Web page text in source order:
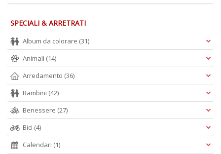
SPECIALI & ARRETRATI
Album da colorare (31)
Animali (14)
Arredamento (36)
Bambini (42)
Benessere (27)
Bici (4)
Calendari (1)